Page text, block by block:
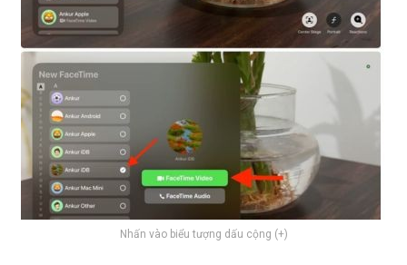
Nhấn vào biểu tượng dấu cộng (+)